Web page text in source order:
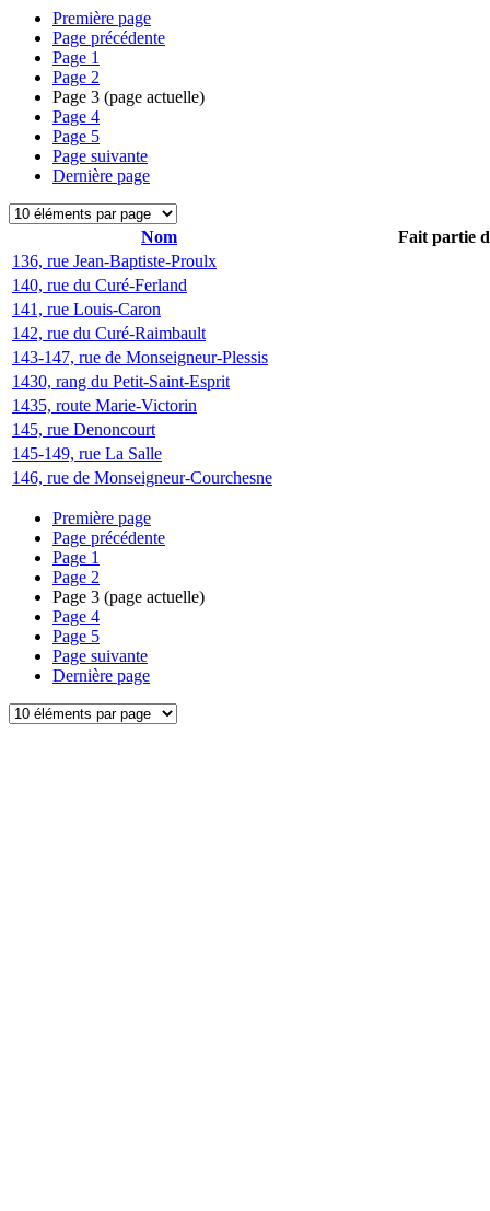
Première page
Page précédente
Page 1
Page 2
Page 3 (page actuelle)
Page 4
Page 5
Page suivante
Dernière page
Nom
Fait partie
136, rue Jean-Baptiste-Proulx
140, rue du Curé-Ferland
141, rue Louis-Caron
142, rue du Curé-Raimbault
143-147, rue de Monseigneur-Plessis
1430, rang du Petit-Saint-Esprit
1435, route Marie-Victorin
145, rue Denoncourt
145-149, rue La Salle
146, rue de Monseigneur-Courchesne
Première page
Page précédente
Page 1
Page 2
Page 3 (page actuelle)
Page 4
Page 5
Page suivante
Dernière page